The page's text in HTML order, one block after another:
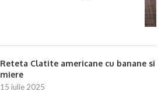
Reteta Clatite americane cu banane si
miere
15 iulie 2025